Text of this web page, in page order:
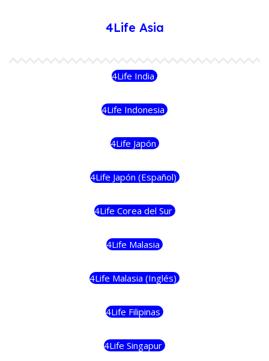
4Life Asia
4Life India
4Life Indonesia
4Life Japón
4Life Japón (Español)
4Life Corea del Sur
4Life Malasia
4Life Malasia (Inglés)
4Life Filipinas
4Life Singapur